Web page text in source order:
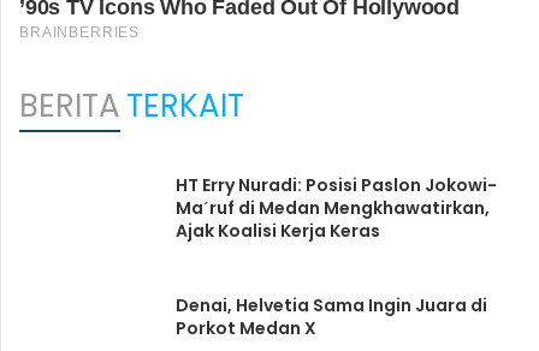
BERITATERKAIT
HT Erry Nuradi: Posisi Paslon Jokowi-
Maˊruf di Medan Mengkhawatirkan,
Ajak Koalisi Kerja Keras
Denai, Helvetia Sama Ingin Juara di
Porkot Medan X